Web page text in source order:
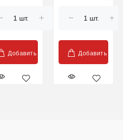
Добавить
500гр
Добавить